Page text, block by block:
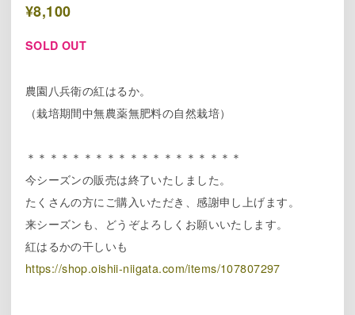
¥8,100
SOLD OUT
農園八兵衛の紅はるか。
（栽培期間中無農薬無肥料の自然栽培）
＊＊＊＊＊＊＊＊＊＊＊＊＊＊＊＊＊＊＊
今シーズンの販売は終了いたしました。
たくさんの方にご購入いただき、感謝申し上げます。
来シーズンも、どうぞよろしくお願いいたします。
紅はるかの干しいも
https://shop.oishii-niigata.com/items/107807297